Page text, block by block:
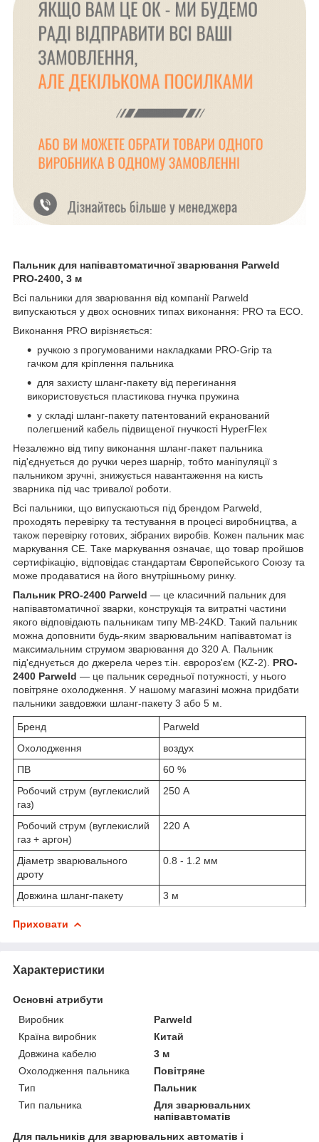
Пальник для напівавтоматичної зварювання Parweld
PRO-2400, 3 м
Всі пальники для зварювання від компанії Parweld
випускаються у двох основних типах виконання: PRO та ECO.
Виконання PRO вирізняється:
ручкою з прогумованими накладками PRO-Grip та
гачком для кріплення пальника
для захисту шланг-пакету від перегинання
використовується пластикова гнучка пружина
у складі шланг-пакету патентований екранований
полегшений кабель підвищеної гнучкості HyperFlex
Незалежно від типу виконання шланг-пакет пальника
під'єднується до ручки через шарнір, тобто маніпуляції з
пальником зручні, знижується навантаження на кисть
зварника під час тривалої роботи.
Всі пальники, що випускаються під брендом Parweld,
проходять перевірку та тестування в процесі виробництва, а
також перевірку готових, зібраних виробів. Кожен пальник має
маркування CE. Таке маркування означає, що товар пройшов
сертифікацію, відповідає стандартам Європейського Союзу та
може продаватися на його внутрішньому ринку.
Пальник PRO-2400 Parweld — це класичний пальник для
напівавтоматичної зварки, конструкція та витратні частини
якого відповідають пальникам типу MB-24KD. Такий пальник
можна доповнити будь-яким зварювальним напівавтомат із
максимальним струмом зварювання до 320 А. Пальник
під'єднується до джерела через т.ін. євророз'єм (KZ-2). PRO-
2400 Parweld — це пальник середньої потужності, у нього
повітряне охолодження. У нашому магазині можна придбати
пальники завдовжки шланг-пакету 3 або 5 м.
Бренд
Parweld
Охолодження
воздух
ПВ
60 %
Робочий струм (вуглекислий
газ)
250 А
Робочий струм (вуглекислий
газ + аргон)
220 А
Діаметр зварювального
дроту
0.8 - 1.2 мм
Довжина шланг-пакету 3 м
Приховати
Характеристики
Основні атрибути
Виробник
Parweld
Країна виробник
Китай
Довжина кабелю
3 м
Охолодження пальника
Повітряне
Тип
Пальник
Тип пальника
Для зварювальних
напівавтоматів
Для пальників для зварювальних автоматів і